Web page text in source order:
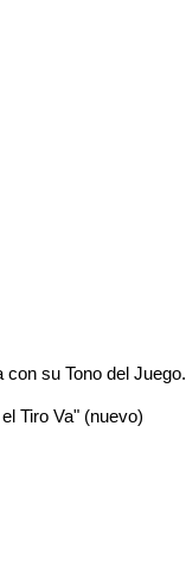
su Tono del Juego.
Tiro Va" (nuevo)